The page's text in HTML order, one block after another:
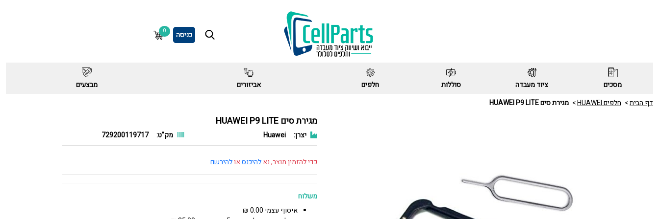
כניסה 0
מסכים ציוד מעבדה סוללות חלפים אביזורים
מבצעים
דף הבית
חלפים HUAWEI מגירת סים HUAWEI P9 LITE
מגירת סים HUAWEI P9 LITE
יצרן: Huawei מק"ט: 729200119717
כדי להזמין מוצר, נאלהיכנסאולהירשם
משלוח
איסוף עצמי 0.00 ₪